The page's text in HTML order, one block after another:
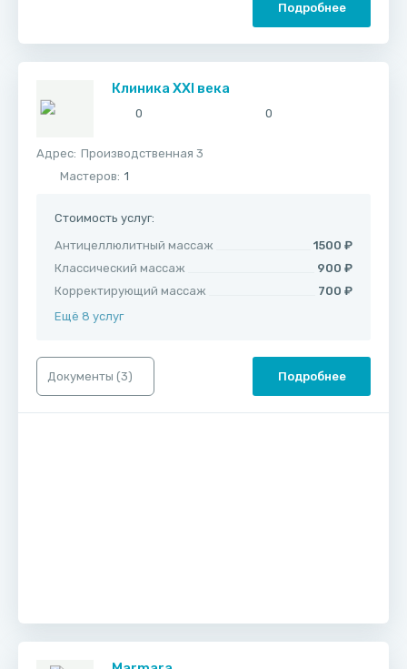
Подробнее
Клиника XXI века
0 0
Адрес: ​Производственная 3
Мастеров: 1
Стоимость услуг:
Антицеллюлитный массаж
1500 ₽
Классический массаж
900 ₽
Корректирующий массаж
700 ₽
Ещё 8 услуг
Документы (3) Подробнее